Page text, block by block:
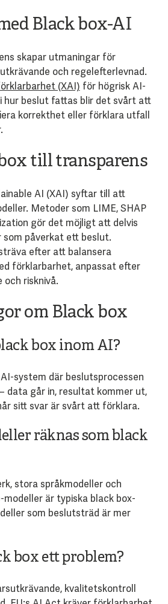
Black box-AI
skapar utmaningar för
och regelefterlevnad.
(XAI) för högrisk AI-
hur beslut fattas blir det svårt att
korrekthet eller förklara utfall
till transparens
AI (XAI) syftar till att
Metoder som LIME, SHAP
gör det möjligt att delvis
påverkat ett beslut.
efter att balansera
förklarbarhet, anpassat efter
och risknivå.
om Black box
box inom AI?
system där beslutsprocessen
data går in, resultat kommer ut,
sitt svar är svårt att förklara.
räknas som black
stora språkmodeller och
modeller är typiska black box-
som beslutsträd är mer
box ett problem?
kvalitetskontroll